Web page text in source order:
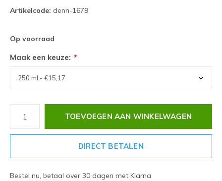
Artikelcode: denn-1679
Op voorraad
Maak een keuze: *
TOEVOEGEN AAN WINKELWAGEN
DIRECT BETALEN
Bestel nu, betaal over 30 dagen met Klarna